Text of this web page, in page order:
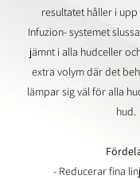
resultatet håller i
Infuzion- systemet
jämnt i alla hudceller
extra volym där det
lämpar sig väl för alla
hud.
- Reducerar fina